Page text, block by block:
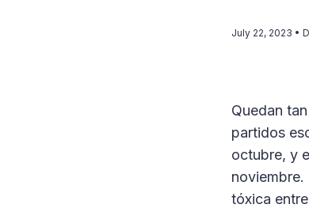
July 22, 2023 •
Quedan
partidos
octubre, y
tóxica